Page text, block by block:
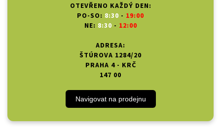
OTEVŘENO KAŽDÝ DEN:
PO-SO: 8:30 - 19:00
NE: 8:30 - 12:00
ADRESA:
ŠTÚROVA 1284/20
PRAHA 4 - KRČ
147 00
Navigovat na prodejnu